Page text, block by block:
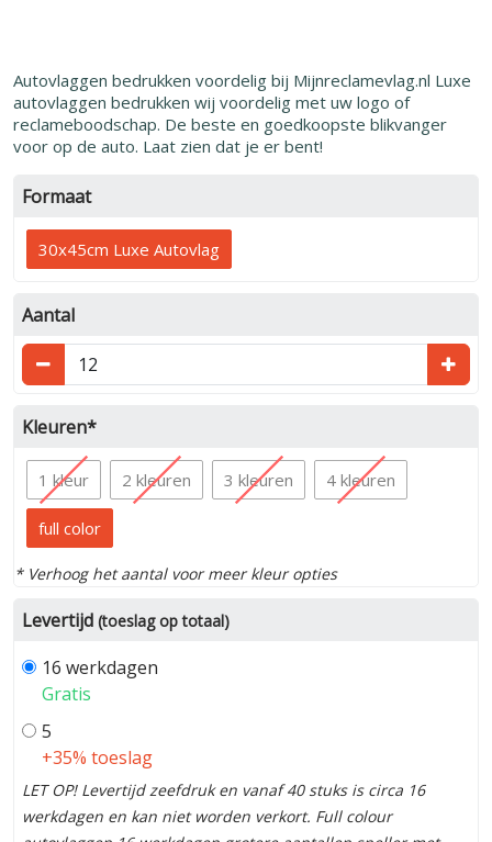
Autovlaggen bedrukken voordelig bij Mijnreclamevlag.nl Luxe
autovlaggen bedrukken wij voordelig met uw logo of
reclameboodschap. De beste en goedkoopste blikvanger
voor op de auto. Laat zien dat je er bent!
Formaat
30x45cm Luxe Autovlag
Aantal
Kleuren*
1 kleur 2 kleuren 3 kleuren 4 kleuren
full color
* Verhoog het aantal voor meer kleur opties
Levertijd (toeslag op totaal)
16 werkdagen
Gratis
5
+35% toeslag
LET OP! Levertijd zeefdruk en vanaf 40 stuks is circa 16
werkdagen en kan niet worden verkort. Full colour